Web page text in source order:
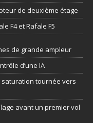
de deuxième étage
F4 et Rafale F5
de grande ampleur
d’une IA
saturation tournée vers
avant un premier vol